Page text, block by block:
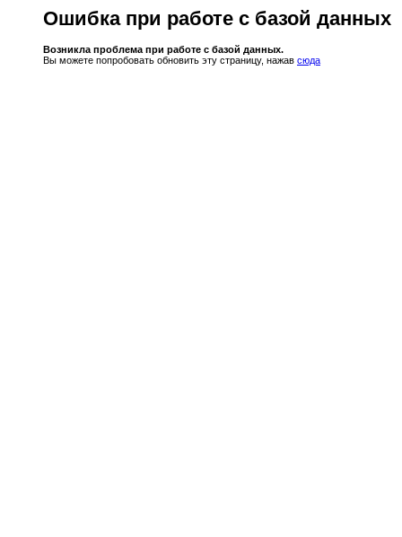
Ошибка при работе с базой данных
Возникла проблема при работе с базой данных.
Вы можете попробовать обновить эту страницу, нажав сюда